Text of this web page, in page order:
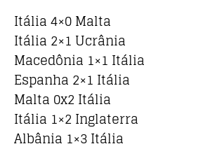
Itália 4×0 Malta
Itália 2×1 Ucrânia
Macedônia 1×1 Itália
Espanha 2×1 Itália
Malta 0x2 Itália
Itália 1×2 Inglaterra
Albânia 1×3 Itália